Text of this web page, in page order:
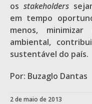
osstakeholders
em tempo
menos,
ambiental,
sustentável do país.
Por: Buzaglo Dantas
2 de maio de 2013